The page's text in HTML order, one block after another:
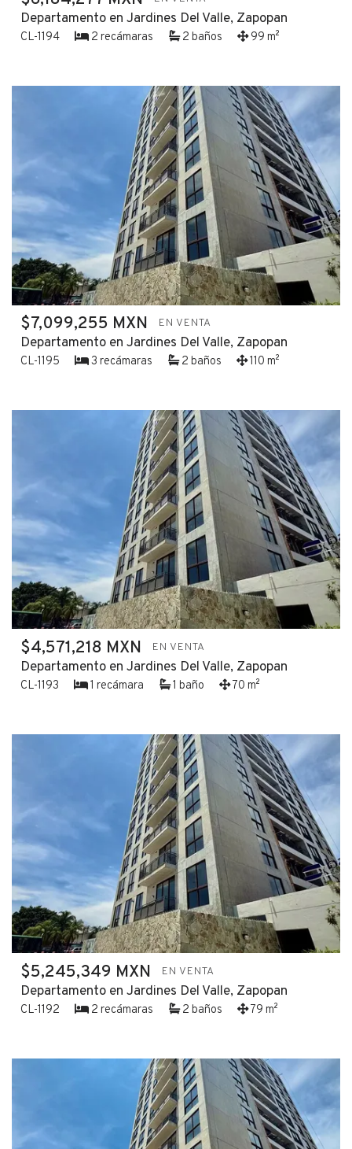
Departamento en Jardines Del Valle, Zapopan
CL-1194 2 recámaras 2 baños 99 m²
$7,099,255 MXN EN VENTA
Departamento en Jardines Del Valle, Zapopan
CL-1195 3 recámaras 2 baños 110 m²
$4,571,218 MXN EN VENTA
Departamento en Jardines Del Valle, Zapopan
CL-1193 1 recámara 1 baño 70 m²
$5,245,349 MXN EN VENTA
Departamento en Jardines Del Valle, Zapopan
CL-1192 2 recámaras 2 baños 79 m²